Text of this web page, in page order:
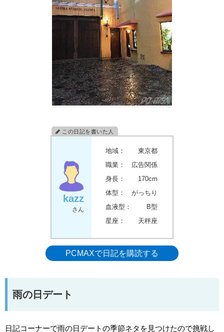
kazz
さん
地域：
東京都
職業：
広告関係
身長：
170cm
体型：
がっちり
血液型：
B型
星座：
天秤座
PCMAXで日記を購読する
雨の日デート
日記コーナーで雨の日デートの季節ネタを見つけたので挑戦し